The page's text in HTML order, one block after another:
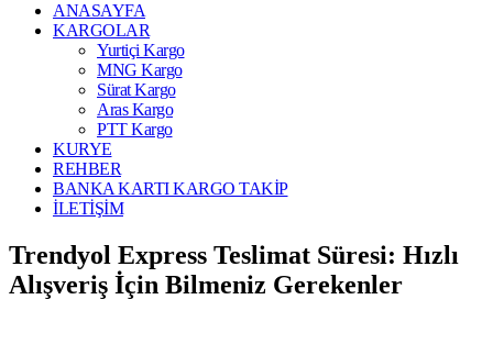
ANASAYFA
KARGOLAR
Yurtiçi Kargo
MNG Kargo
Sürat Kargo
Aras Kargo
PTT Kargo
KURYE
REHBER
BANKA KARTI KARGO TAKİP
İLETİŞİM
Trendyol Express Teslimat Süresi: Hızlı
Alışveriş İçin Bilmeniz Gerekenler